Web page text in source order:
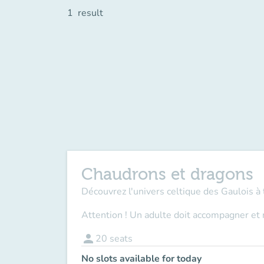
1 result
Chaudrons et dragons
Découvrez l'univers celtique des Gaulois
Attention ! Un adulte doit accompagner et
person 20 seats
No slots available for today